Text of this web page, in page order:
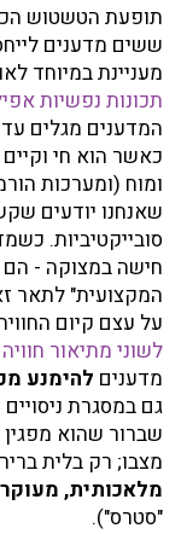
תופעת הטשטוש
ששים מדענים
מעניינת במיוחד
תכונות נפשיות
המדענים מגלים
כאשר הוא חי
ומוח (ומערכות
שאנחנו יודעים
סובייקטיביות.
חישה במצוקה -
המקצועית" לתאר
על עצם קיום
לשוני מתיאור
מדענים להימנע
גם במסגרת
שברור שהוא
מצבו; רק בלית
מלאכותית,
"סטרס").